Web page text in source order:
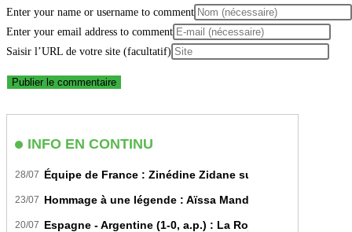
INFO EN CONTINU
28/07 Équipe de France : Zinédine Zidane succède
23/07 Hommage à une légende : Aïssa Mandi tire sa
20/07 Espagne - Argentine (1-0, a.p.) : La Roja sur le toit du
Enter your name or username to comment
Enter your email address to comment
Saisir l’URL de votre site (facultatif)